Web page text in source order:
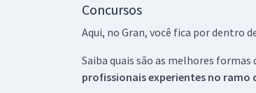
Concursos
Aqui, no Gran, você fica por dentro
Saiba quais são as melhores formas
profissionais experientes no ramo